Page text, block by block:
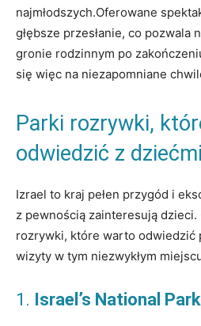
najmłodszych.Oferowane
głębsze przesłanie, co pozwala
gronie rodzinnym po
się więc na niezapomniane
Parki rozrywki,
odwiedzić z dziećmi
Izrael to kraj pełen przygód i
z pewnością zainteresują dzieci.
rozrywki, które warto odwiedzić
wizyty w tym niezwykłym
1. Israel’s National